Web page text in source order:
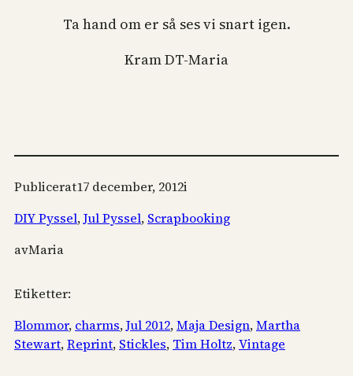
Ta hand om er så ses vi snart igen.
Kram DT-Maria
Publicerat17 december, 2012i
DIY Pyssel, Jul Pyssel, Scrapbooking
avMaria
Etiketter:
Blommor, charms, Jul 2012, Maja Design, Martha
Stewart, Reprint, Stickles, Tim Holtz, Vintage